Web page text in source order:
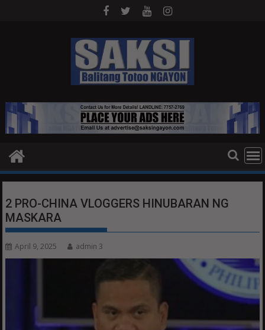
2 PRO-CHINA VLOGGERS HINUBARAN NG
MASKARA
April 9, 2025 admin 3